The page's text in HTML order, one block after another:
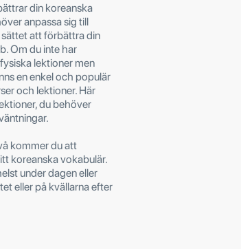
din koreanska
anpassa sig till
att förbättra din
Om du inte har
lektioner men
en enkel och populär
och lektioner. Här
du behöver
kommer du att
koreanska vokabulär.
under dagen eller
eller på kvällarna efter